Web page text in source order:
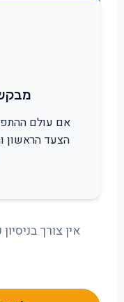
אם עולם
הצעד הראשון
אין צורך